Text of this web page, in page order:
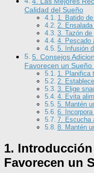
Calidad del Sueño
1. Batido
2.
3. Tazón
4. Pescado
5. Infusión
5. Consejos
Favorecen un
1. Planifica
2.
3. Elige
4. Evita
5. Mantén
6.
7. Escucha
8. Mantén
1.
Favorecen un